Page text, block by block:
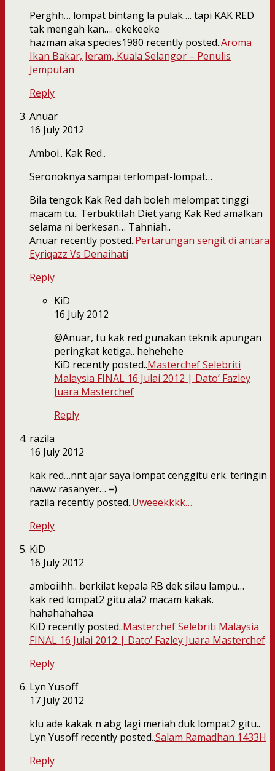
Perghh… lompat bintang la pulak…. tapi KAK RED
tak mengah kan…. ekekeeke
hazman aka species1980 recently posted..Aroma
Ikan Bakar, Jeram, Kuala Selangor – Penulis
Jemputan
Reply
Anuar
16 July 2012
Amboi.. Kak Red..
Seronoknya sampai terlompat-lompat…
Bila tengok Kak Red dah boleh melompat tinggi
macam tu.. Terbuktilah Diet yang Kak Red amalkan
selama ni berkesan… Tahniah..
Anuar recently posted..Pertarungan sengit di antara
Eyriqazz Vs Denaihati
Reply
KiD
16 July 2012
@Anuar, tu kak red gunakan teknik apungan
peringkat ketiga.. hehehehe
KiD recently posted..Masterchef Selebriti
Malaysia FINAL 16 Julai 2012 | Dato’ Fazley
Juara Masterchef
Reply
razila
16 July 2012
kak red…nnt ajar saya lompat cenggitu erk. teringin
naww rasanyer… =)
razila recently posted..Uweeekkkk…
Reply
KiD
16 July 2012
amboiihh.. berkilat kepala RB dek silau lampu…
kak red lompat2 gitu ala2 macam kakak.
hahahahahaa
KiD recently posted..Masterchef Selebriti Malaysia
FINAL 16 Julai 2012 | Dato’ Fazley Juara Masterchef
Reply
Lyn Yusoff
17 July 2012
klu ade kakak n abg lagi meriah duk lompat2 gitu..
Lyn Yusoff recently posted..Salam Ramadhan 1433H
Reply